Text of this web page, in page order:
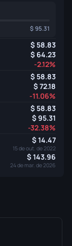
95.31
58.83
64.23
-2.12%
58.83
72.18
-11.06%
58.83
95.31
-32.38%
14.47
15 de out. de 2022
143.96
24 de mar. de 2026